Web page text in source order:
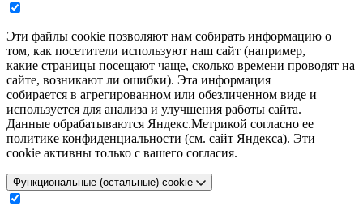
Эти файлы cookie позволяют нам собирать информацию о
том, как посетители используют наш сайт (например,
какие страницы посещают чаще, сколько времени проводят на
сайте, возникают ли ошибки). Эта информация
собирается в агрегированном или обезличенном виде и
используется для анализа и улучшения работы сайта.
Данные обрабатываются Яндекс.Метрикой согласно ее
политике конфиденциальности (см. сайт Яндекса). Эти
cookie активны только с вашего согласия.
Функциональные (остальные) cookie